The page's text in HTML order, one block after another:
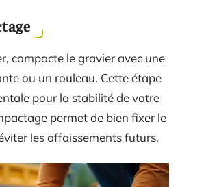
compacte le gravier avec une
ou un rouleau. Cette étape
pour la stabilité de votre
permet de bien fixer le
les affaissements futurs.